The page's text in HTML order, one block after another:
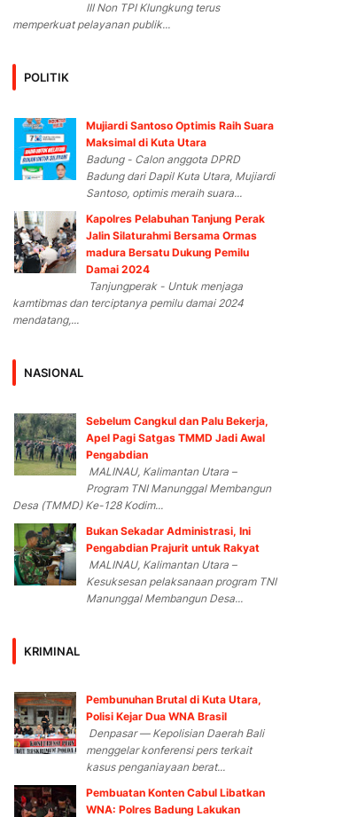
III Non TPI Klungkung terus
memperkuat pelayanan publik...
POLITIK
Mujiardi Santoso Optimis Raih Suara
Maksimal di Kuta Utara
Badung - Calon anggota DPRD
Badung dari Dapil Kuta Utara, Mujiardi
Santoso, optimis meraih suara...
Kapolres Pelabuhan Tanjung Perak
Jalin Silaturahmi Bersama Ormas
madura Bersatu Dukung Pemilu
Damai 2024
Tanjungperak - Untuk menjaga
kamtibmas dan terciptanya pemilu damai 2024
mendatang,...
NASIONAL
Sebelum Cangkul dan Palu Bekerja,
Apel Pagi Satgas TMMD Jadi Awal
Pengabdian
MALINAU, Kalimantan Utara –
Program TNI Manunggal Membangun
Desa (TMMD) Ke-128 Kodim...
Bukan Sekadar Administrasi, Ini
Pengabdian Prajurit untuk Rakyat
MALINAU, Kalimantan Utara –
Kesuksesan pelaksanaan program TNI
Manunggal Membangun Desa...
KRIMINAL
Pembunuhan Brutal di Kuta Utara,
Polisi Kejar Dua WNA Brasil
Denpasar — Kepolisian Daerah Bali
menggelar konferensi pers terkait
kasus penganiayaan berat...
Pembuatan Konten Cabul Libatkan
WNA: Polres Badung Lakukan